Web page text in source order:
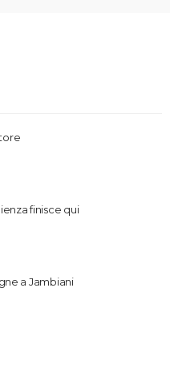
finisce qui
a Jambiani